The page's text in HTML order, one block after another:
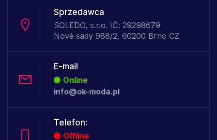
Sprzedawca
SOLEDO, s.r.o. IČ: 29298679
Nové sady 988/2, 60200 Brno CZ
E-mail
Online
info@ok-moda.pl
Telefon:
Offline